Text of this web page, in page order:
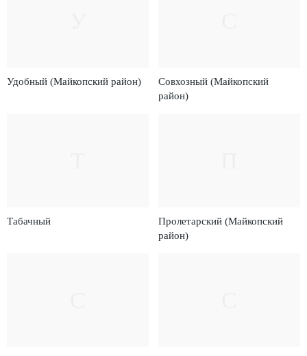
Удобный (Майкопский район)
Совхозный (Майкопский
район)
Табачный
Пролетарский (Майкопский
район)